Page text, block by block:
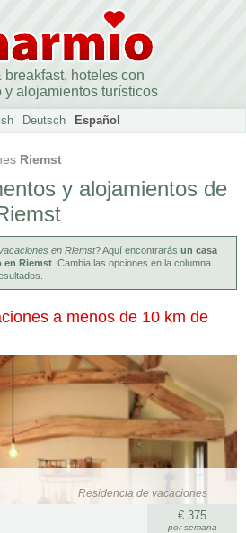
breakfast, hoteles con
y alojamientos turísticos
Deutsch Español
Riemst
y alojamientos de
en Riemst? Aquí encontrarás un casa
en Riemst . Cambia las opciones en la columna
a menos de 10 km de
Residencia de vacaciones
€ 375
por semana